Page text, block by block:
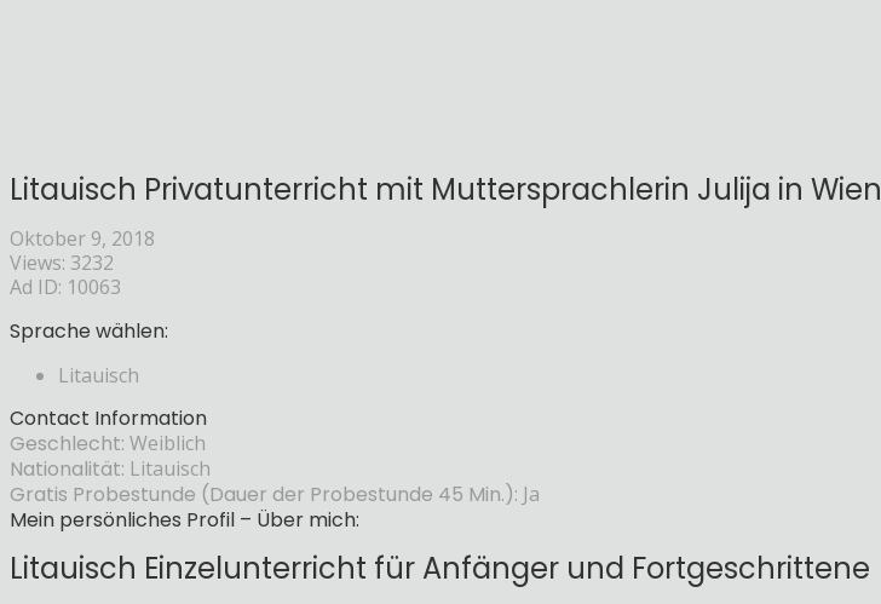
Litauisch Privatunterricht mit Muttersprachlerin Julija in Wien
Oktober 9, 2018
Views: 3232
Ad ID: 10063
Sprache wählen:
Litauisch
Contact Information
Geschlecht: Weiblich
Nationalität: Litauisch
Gratis Probestunde (Dauer der Probestunde 45 Min.): Ja
Mein persönliches Profil – Über mich:
Litauisch Einzelunterricht für Anfänger und Fortgeschrittene